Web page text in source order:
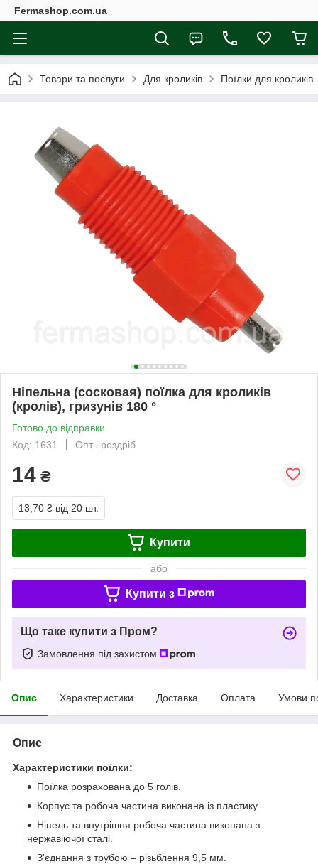
Fermashop.com.ua
Товари та послуги Для кроликів Поїлки для кроликів
Ніпельна (сосковая) поїлка для кроликів
(кролів), гризунів 180 °
Готово до відправки
Код: 1631
Опт і роздріб
14 ₴
13,70 ₴ від 20 шт.
Купити
або
Купити з
Що таке купити з Пром?
Замовлення під захистом
Опис Характеристики Доставка Оплата Умови
Опис
Характеристики поїлки:
Поїлка розрахована до 5 голів.
Корпус та робоча частина виконана із пластику.
Ніпель та внутрішня робоча частина виконана з
нержавіючої сталі.
З'єднання з трубою – різьблення 9,5 мм.